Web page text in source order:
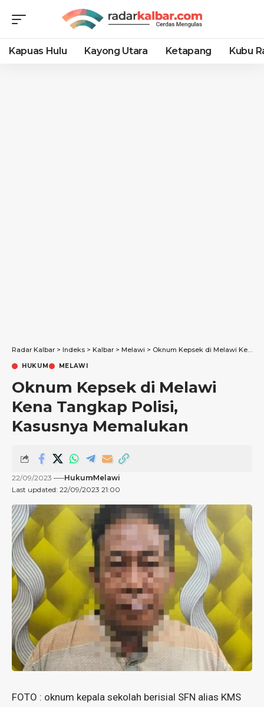
Kapuas Hulu Kayong Utara Ketapang Kubu
Radar Kalbar > Indeks > Kalbar > Melawi > Oknum Kepsek di Melawi Kena Tangkap Polisi, Kasusnya Memalukan
HUKUM MELAWI
Oknum Kepsek di Melawi
Kena Tangkap Polisi,
Kasusnya Memalukan
Last updated: 22/09/2023 21:00
22/09/2023 HukumMelawi
FOTO : oknum kepala sekolah berisial SFN alias KMS